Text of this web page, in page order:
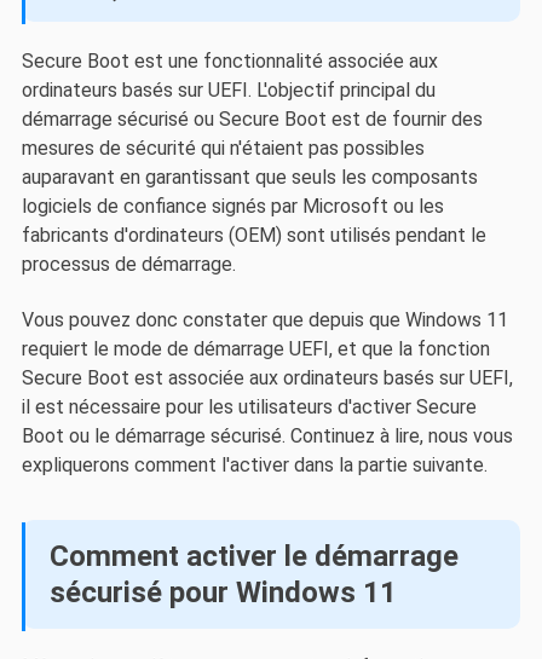
Secure Boot est une fonctionnalité associée aux
ordinateurs basés sur UEFI. L'objectif principal du
démarrage sécurisé ou Secure Boot est de fournir des
mesures de sécurité qui n'étaient pas possibles
auparavant en garantissant que seuls les composants
logiciels de confiance signés par Microsoft ou les
fabricants d'ordinateurs (OEM) sont utilisés pendant le
processus de démarrage.
Vous pouvez donc constater que depuis que Windows 11
requiert le mode de démarrage UEFI, et que la fonction
Secure Boot est associée aux ordinateurs basés sur UEFI,
il est nécessaire pour les utilisateurs d'activer Secure
Boot ou le démarrage sécurisé. Continuez à lire, nous vous
expliquerons comment l'activer dans la partie suivante.
Comment activer le démarrage
sécurisé pour Windows 11